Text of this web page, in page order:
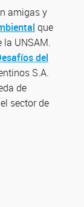
amigas y
que
la UNSAM.
del
S.A.
de
sector de